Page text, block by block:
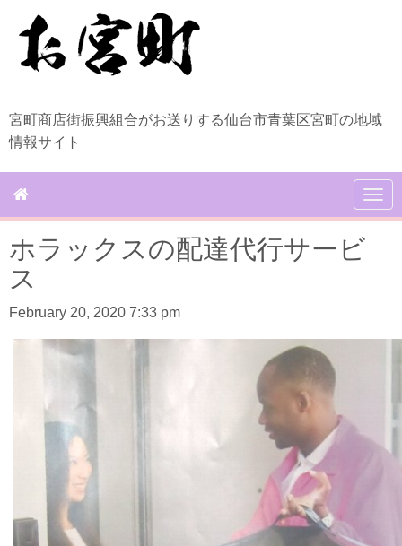
宮町商店街振興組合がお送りする仙台市青葉区宮町の地域
情報サイト
N
a
ホラックスの配達代行サービ
ス
February 20, 2020 7:33 pm